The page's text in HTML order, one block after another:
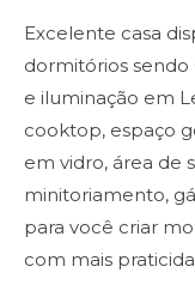
Excelente casa
dormitórios sendo
e iluminação em
cooktop, espaço
em vidro, área de
minitoriamento,
para você criar
com mais